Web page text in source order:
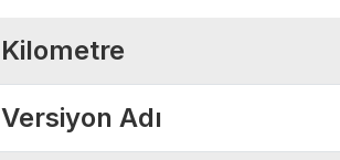
Kilometre
Versiyon Adı